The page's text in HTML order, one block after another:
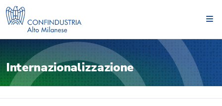
Internazionalizzazione